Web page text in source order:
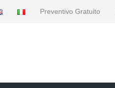
Preventivo Gratuito